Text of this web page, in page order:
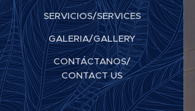
SERVICIOS/SERVICES
GALERIA/GALLERY
CONTÁCTANOS/
CONTACT US